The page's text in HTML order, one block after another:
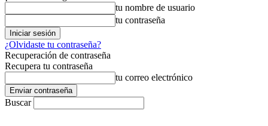
tu nombre de usuario
tu contraseña
¿Olvidaste tu contraseña?
Recuperación de contraseña
Recupera tu contraseña
tu correo electrónico
Buscar